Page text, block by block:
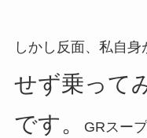
しかし反面、私自身
せず乗って
です。
GRスー